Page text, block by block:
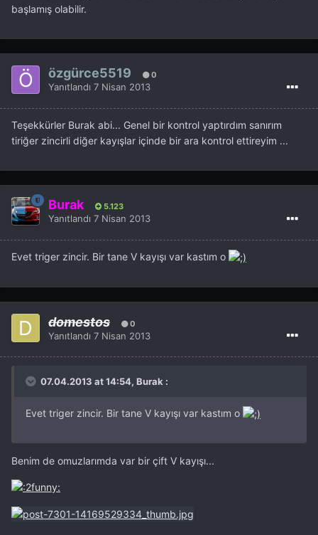
başlamış olabilir.
özgürce5519 0
Yanıtlandı 7 Nisan 2013
Teşekkürler Burak abi... Genel bir kontrol yaptırdım sanırım
tiriğer zincirli diğer kayışlar içinde bir ara kontrol ettireyim ...
Burak 5.123
Yanıtlandı 7 Nisan 2013
Evet triger zincir. Bir tane V kayışı var kastım o
domestos 0
Yanıtlandı 7 Nisan 2013
07.04.2013 at 14:54, Burak :
Evet triger zincir. Bir tane V kayışı var kastım o
Benim de omuzlarımda var bir çift V kayışı...